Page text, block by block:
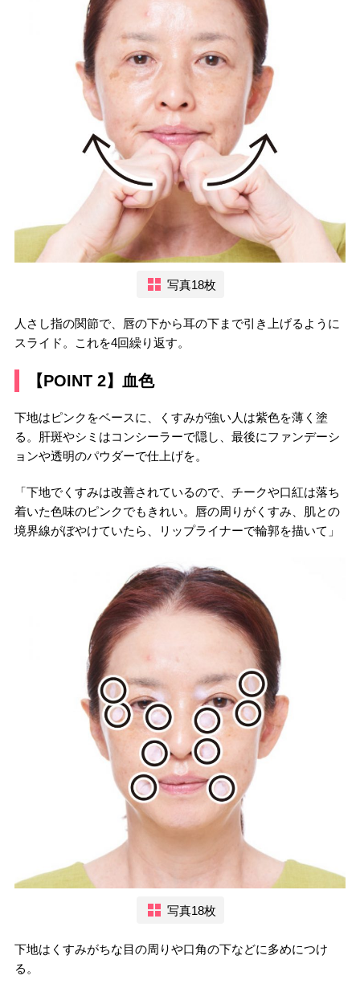
写真18枚
人さし指の関節で、唇の下から耳の下まで引き上げるように
スライド。これを4回繰り返す。
【POINT 2】血色
下地はピンクをベースに、くすみが強い人は紫色を薄く塗
る。肝斑やシミはコンシーラーで隠し、最後にファンデーシ
ョンや透明のパウダーで仕上げを。
「下地でくすみは改善されているので、チークや口紅は落ち
着いた色味のピンクでもきれい。唇の周りがくすみ、肌との
境界線がぼやけていたら、リップライナーで輪郭を描いて」
写真18枚
下地はくすみがちな目の周りや口角の下などに多めにつけ
る。